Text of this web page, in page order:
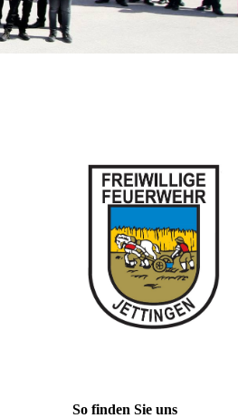
So finden Sie uns